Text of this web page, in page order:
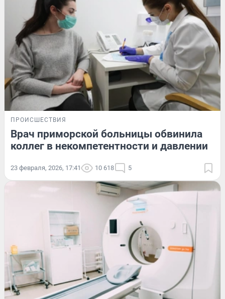
ПРОИСШЕСТВИЯ
Врач приморской больницы обвинила
коллег в некомпетентности и давлении
23 февраля, 2026, 17:41 10 618 5